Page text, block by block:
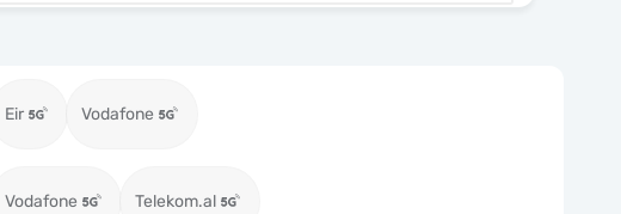
Eir Vodafone
Vodafone Telekom.al